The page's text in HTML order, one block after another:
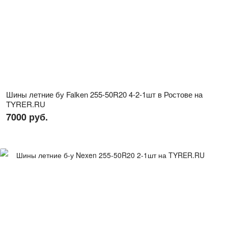
Шины летние бу Falken 255-50R20 4-2-1шт в Ростове на
TYRER.RU
7000 руб.